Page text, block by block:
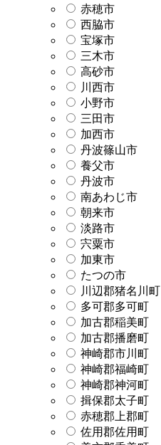
赤穂市
西脇市
宝塚市
三木市
高砂市
川西市
小野市
三田市
加西市
丹波篠山市
養父市
丹波市
南あわじ市
朝来市
淡路市
宍粟市
加東市
たつの市
川辺郡猪名川町
多可郡多可町
加古郡稲美町
加古郡播磨町
神崎郡市川町
神崎郡福崎町
神崎郡神河町
揖保郡太子町
赤穂郡上郡町
佐用郡佐用町